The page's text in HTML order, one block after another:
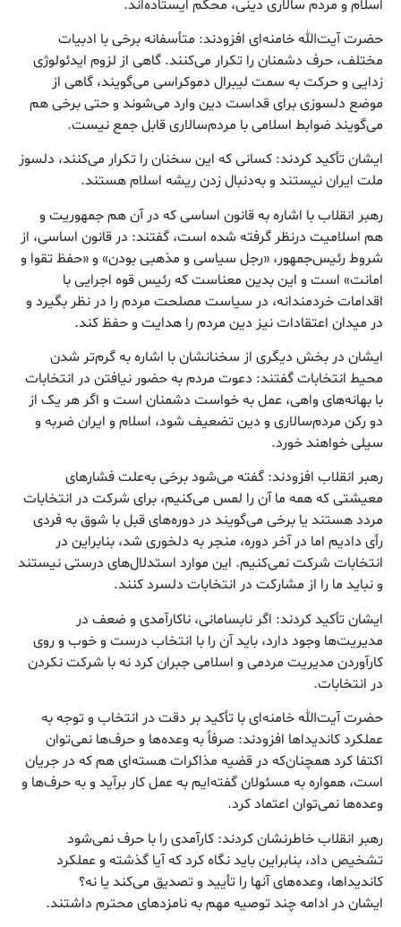
اسلام و مردم سالاری دینی، محکم ایستاده‌اند.
حضرت آیت‌الله خامنه‌ای افزودند: متأسفانه برخی با ادبیات
مختلف، حرف دشمنان را تکرار می‌کنند. گاهی از لزوم ایدئولوژی
زدایی و حرکت به سمت لیبرال دموکراسی می‌گویند، گاهی از
موضع دلسوزی برای قداست دین وارد می‌شوند و حتی برخی هم
می‌گویند ضوابط اسلامی با مردم‌سالاری قابل جمع نیست.
ایشان تأکید کردند: کسانی که این سخنان را تکرار می‌کنند، دلسوز
ملت ایران نیستند و به‌دنبال زدن ریشه اسلام هستند.
رهبر انقلاب با اشاره به قانون اساسی که در آن هم جمهوریت و
هم اسلامیت درنظر گرفته شده است، گفتند: در قانون اساسی، از
شروط رئیس‌جمهور، «رجل سیاسی و مذهبی بودن» و «حفظ تقوا و
امانت» است و این بدین معناست که رئیس قوه اجرایی با
اقدامات خردمندانه، در سیاست مصلحت مردم را در نظر بگیرد و
در میدان اعتقادات نیز دین مردم را هدایت و حفظ کند.
ایشان در بخش دیگری از سخنانشان با اشاره به گرم‌تر شدن
محیط انتخابات گفتند: دعوت مردم به حضور نیافتن در انتخابات
با بهانه‌های واهی، عمل به خواست دشمنان است و اگر هر یک از
دو رکن مردم‌سالاری و دین تضعیف شود، اسلام و ایران ضربه و
سیلی خواهند خورد.
رهبر انقلاب افزودند: گفته می‌شود برخی به‌علت فشارهای
معیشتی که همه ما آن را لمس می‌کنیم، برای شرکت در انتخابات
مردد هستند یا برخی می‌گویند در دوره‌های قبل با شوق به فردی
رأی دادیم اما در آخر دوره، منجر به دلخوری شد، بنابراین در
انتخابات شرکت نمی‌کنیم. این موارد استدلال‌های درستی نیستند
و نباید ما را از مشارکت در انتخابات دلسرد کنند.
ایشان تأکید کردند: اگر نابسامانی، ناکارآمدی و ضعف در
مدیریت‌ها وجود دارد، باید آن را با انتخاب درست و خوب و روی
کارآوردن مدیریت مردمی و اسلامی جبران کرد نه با شرکت نکردن
در انتخابات.
حضرت آیت‌الله خامنه‌ای با تأکید بر دقت در انتخاب و توجه به
عملکرد کاندیداها افزودند: صرفاً به وعده‌ها و حرف‌ها نمی‌توان
اکتفا کرد همچنان‌که در قضیه مذاکرات هسته‌ای هم که در جریان
است، همواره به مسئولان گفته‌ایم به عمل کار برآید و به حرف‌ها و
وعده‌ها نمی‌توان اعتماد کرد.
رهبر انقلاب خاطرنشان کردند: کارآمدی را با حرف نمی‌شود
تشخیص داد، بنابراین باید نگاه کرد که آیا گذشته و عملکرد
کاندیداها، وعده‌های آنها را تأیید و تصدیق می‌کند یا نه؟
ایشان در ادامه چند توصیه مهم به نامزدهای محترم داشتند.